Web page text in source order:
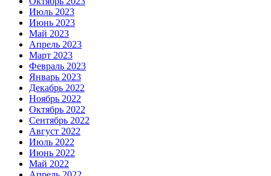
Июль 2023
Июнь 2023
Май 2023
Апрель 2023
Март 2023
Февраль 2023
Январь 2023
Декабрь 2022
Ноябрь 2022
Октябрь 2022
Сентябрь 2022
Август 2022
Июль 2022
Июнь 2022
Май 2022